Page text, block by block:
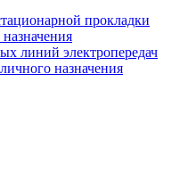
прокладки
линий электропередач
назначения